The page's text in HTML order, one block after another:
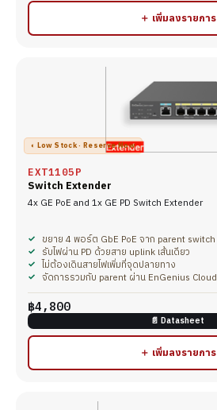
＋ เพิ่มลงรายการ
◐ Low Stock · Reserve Now
EXT1105P
Switch Extender
4x GE PoE and 1x GE PD Switch Extender
ขยาย 4 พอร์ต GbE PoE จาก parent switch
รับไฟผ่าน PD ด้วยสาย uplink เส้นเดียว
ไม่ต้องเดินสายไฟเพิ่มที่จุดปลายทาง
จัดการรวมกับ parent ผ่าน EnGenius Cloud
฿4,800
📄 Datasheet
＋ เพิ่มลงรายการ